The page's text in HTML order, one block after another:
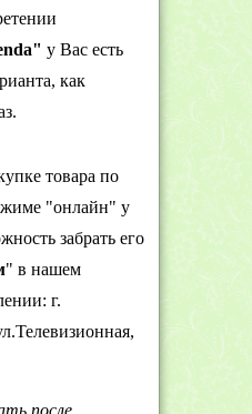
у Вас есть
как
товара по
"онлайн" у
забрать его
" в нашем
г.
после